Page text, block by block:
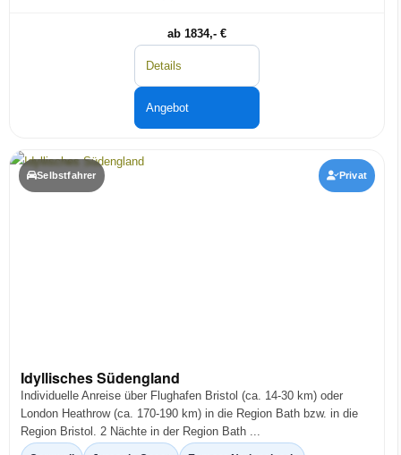
ab 1834,- €
Details
Angebot
Selbstfahrer Privat
Idyllisches Südengland
Individuelle Anreise über Flughafen Bristol (ca. 14-30 km) oder
London Heathrow (ca. 170-190 km) in die Region Bath bzw. in die
Region Bristol. 2 Nächte in der Region Bath ...